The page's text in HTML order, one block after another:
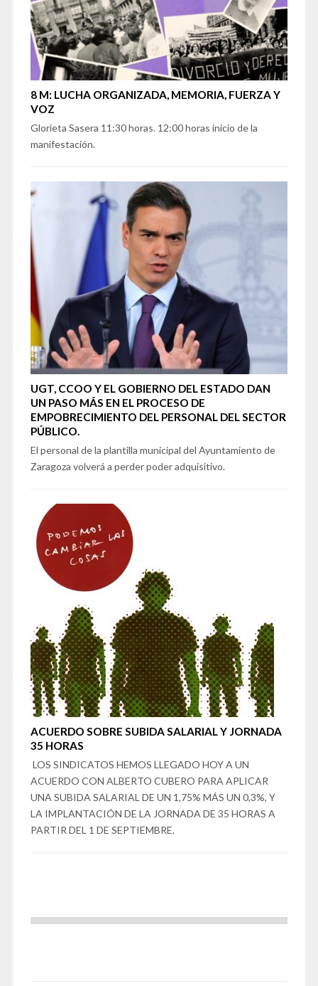
8 M: LUCHA ORGANIZADA, MEMORIA, FUERZA Y
VOZ
Glorieta Sasera 11:30 horas. 12:00 horas inicio de la
manifestación.
UGT, CCOO Y EL GOBIERNO DEL ESTADO DAN
UN PASO MÁS EN EL PROCESO DE
EMPOBRECIMIENTO DEL PERSONAL DEL SECTOR
PÚBLICO.
El personal de la plantilla municipal del Ayuntamiento de
Zaragoza volverá a perder poder adquisitivo.
ACUERDO SOBRE SUBIDA SALARIAL Y JORNADA
35 HORAS
LOS SINDICATOS HEMOS LLEGADO HOY A UN
ACUERDO CON ALBERTO CUBERO PARA APLICAR
UNA SUBIDA SALARIAL DE UN 1,75% MÁS UN 0,3%, Y
LA IMPLANTACIÓN DE LA JORNADA DE 35 HORAS A
PARTIR DEL 1 DE SEPTIEMBRE.